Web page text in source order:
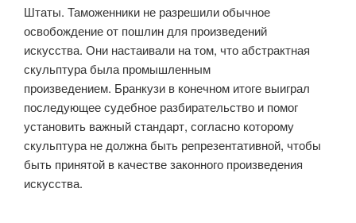
Штаты. Таможенники не разрешили обычное
освобождение от пошлин для произведений
искусства. Они настаивали на том, что абстрактная
скульптура была промышленным
произведением. Бранкузи в конечном итоге выиграл
последующее судебное разбирательство и помог
установить важный стандарт, согласно которому
скульптура не должна быть репрезентативной, чтобы
быть принятой в качестве законного произведения
искусства.